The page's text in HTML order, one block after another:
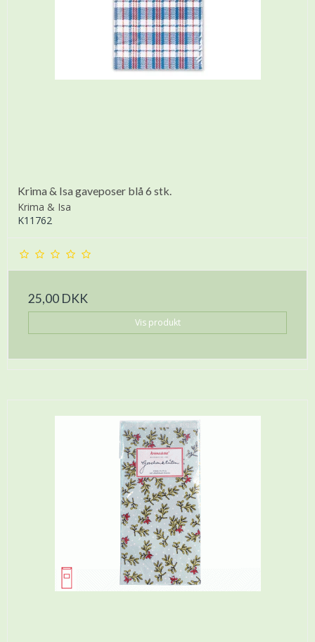
Krima & Isa gaveposer blå 6 stk.
Krima & Isa
K11762
25,00 DKK
Vis produkt